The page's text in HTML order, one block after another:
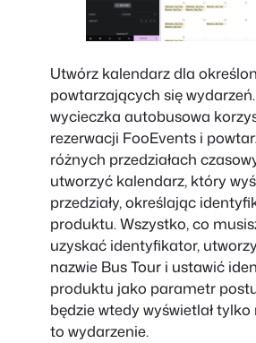
Utwórz kalendarz dla
powtarzających się
wycieczka autobusowa
rezerwacji FooEvents i
różnych przedziałach
utworzyć kalendarz, który
przedziały, określając
produktu. Wszystko, co
uzyskać identyfikator,
nazwie Bus Tour i ustawić
produktu jako parametr
będzie wtedy wyświetlał
to wydarzenie.